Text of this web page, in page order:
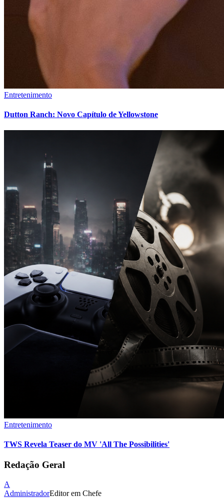
Entretenimento
Dutton Ranch: Novo Capítulo de Yellowstone
Entretenimento
TWS Revela Teaser do MV 'All The Possibilities'
Redação Geral
A
AdministradorEditor em Chefe